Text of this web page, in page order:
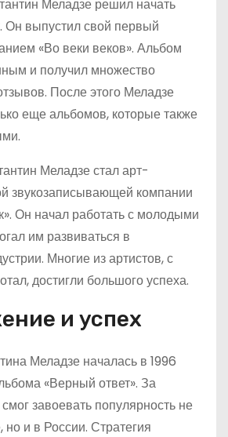
Меладзе решил начать
Он выпустил свой первый
«Во веки веков». Альбом
и получил множество
После этого Меладзе
еще альбомов, которые также
Меладзе стал арт-
звукозаписывающей компании
Он начал работать с молодыми
им развиваться в
Многие из артистов, с
достигли большого успеха.
и успех
Меладзе началась в 1996
«Верный ответ». За
завоевать популярность не
но и в России. Стратегия